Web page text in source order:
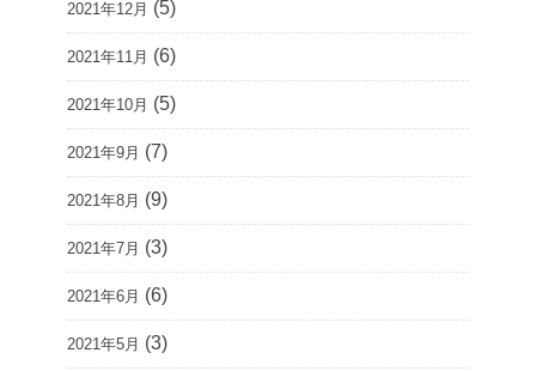
2021年12月 (5)
2021年11月 (6)
2021年10月 (5)
2021年9月 (7)
2021年8月 (9)
2021年7月 (3)
2021年6月 (6)
2021年5月 (3)